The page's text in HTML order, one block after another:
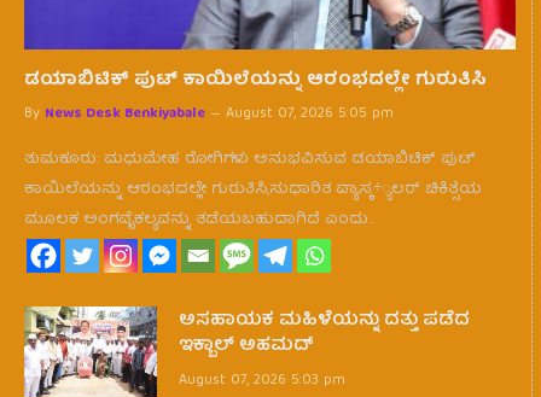
ಡಯಾಬಿಟಿಕ್ ಪುಟ್ ಕಾಯಿಲೆಯನ್ನು ಆರಂಭದಲ್ಲೇ ಗುರುತಿಸಿ
By News Desk Benkiyabale August 07, 2026 5:05 pm
ತುಮಕೂರು: ಮಧುಮೇಹ ರೋಗಿಗಳು ಅನುಭವಿಸುವ ಡಯಾಬಿಟಿಕ್ ಪುಟ್
ಕಾಯಿಲೆಯನ್ನು ಆರಂಭದಲ್ಲೇ ಗುರುತಿಸಿ,ಸುಧಾರಿತ ವ್ಯಾಸ್ಕ÷್ಯಲರ್ ಚಿಕಿತ್ಸೆಯ
ಮೂಲಕ ಅಂಗವೈಕಲ್ಯವನ್ನು ತಡೆಯಬಹುದಾಗಿದೆ ಎಂದು…
ಅಸಹಾಯಕ ಮಹಿಳೆಯನ್ನು ದತ್ತು ಪಡೆದ
ಇಕ್ಬಾಲ್ ಅಹಮದ್
August 07, 2026 5:03 pm